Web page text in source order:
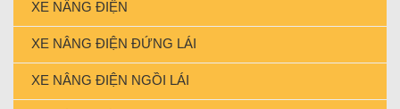
XE NÂNG ĐIỆN
XE NÂNG ĐIỆN ĐỨNG LÁI
XE NÂNG ĐIỆN NGỒI LÁI